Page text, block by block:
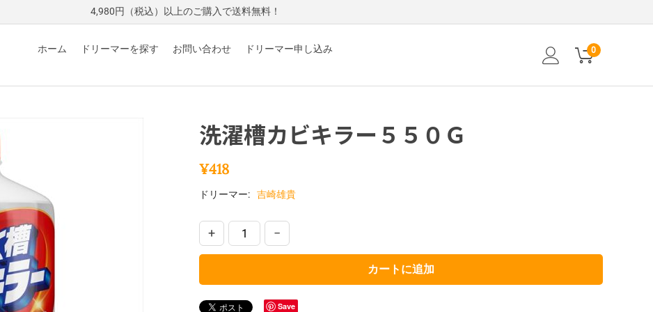
4,980円（税込）以上のご購入で送料無料！
ホーム ドリーマーを探す お問い合わせ ドリーマー申し込み 0
洗濯槽カビキラー５５０Ｇ
¥418
ドリーマー: 吉崎雄貴
+ −
カートに追加
Save